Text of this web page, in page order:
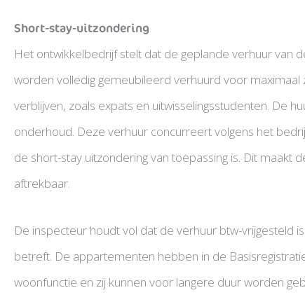
Short-stay-uitzondering
Het ontwikkelbedrijf stelt dat de geplande verhuur van
worden volledig gemeubileerd verhuurd voor
verblijven, zoals expats en uitwisselingsstudenten. De
onderhoud. Deze verhuur concurreert volgens het
de short-stay uitzondering van toepassing is. Dit maakt
aftrekbaar.
De inspecteur houdt vol dat de verhuur btw-vrijgesteld
betreft. De appartementen hebben in de
woonfunctie en zij kunnen voor langere duur worden